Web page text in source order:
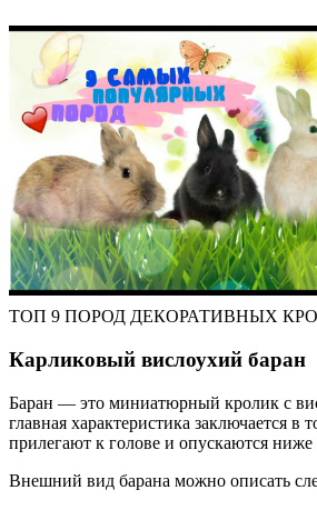
ТОП 9 ПОРОД ДЕКОРАТИВНЫХ
Карликовый вислоухий баран
Баран — это миниатюрный кролик с
главная характеристика заключается в
прилегают к голове и опускаются
Внешний вид барана можно описать